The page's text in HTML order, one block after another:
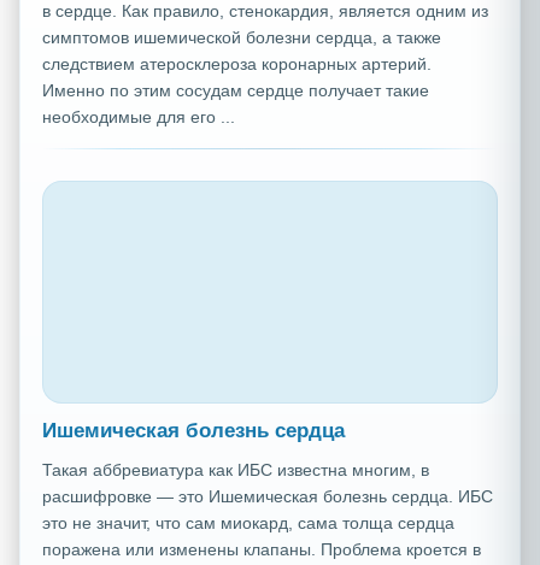
в сердце. Как правило, стенокардия, является одним из
симптомов ишемической болезни сердца, а также
следствием атеросклероза коронарных артерий.
Именно по этим сосудам сердце получает такие
необходимые для его ...
Ишемическая болезнь сердца
Такая аббревиатура как ИБС известна многим, в
расшифровке — это Ишемическая болезнь сердца. ИБС
это не значит, что сам миокард, сама толща сердца
поражена или изменены клапаны. Проблема кроется в